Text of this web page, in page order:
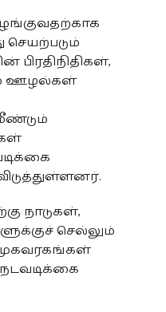
பிரதிநிதிகள்,
ஊழல்கள்
நாடுகள்,
செல்லும்